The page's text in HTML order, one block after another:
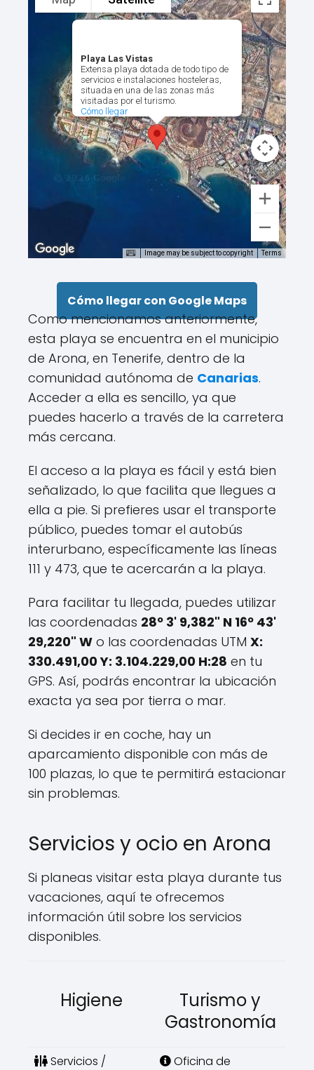
Playa Las Vistas
Extensa playa dotada de todo tipo de
servicios e instalaciones hosteleras,
situada en una de las zonas más
visitadas por el turismo.
Cómo llegar
Image may be subject to copyright Terms
Cómo llegar con Google Maps
Como mencionamos anteriormente,
esta playa se encuentra en el municipio
de Arona, en Tenerife, dentro de la
comunidad autónoma de Canarias.
Acceder a ella es sencillo, ya que
puedes hacerlo a través de la carretera
más cercana.
El acceso a la playa es fácil y está bien
señalizado, lo que facilita que llegues a
ella a pie. Si prefieres usar el transporte
público, puedes tomar el autobús
interurbano, específicamente las líneas
111 y 473, que te acercarán a la playa.
Para facilitar tu llegada, puedes utilizar
las coordenadas 28º 3' 9,382" N 16º 43'
29,220" W o las coordenadas UTM X:
330.491,00 Y: 3.104.229,00 H:28 en tu
GPS. Así, podrás encontrar la ubicación
exacta ya sea por tierra o mar.
Si decides ir en coche, hay un
aparcamiento disponible con más de
100 plazas, lo que te permitirá estacionar
sin problemas.
Servicios y ocio en Arona
Si planeas visitar esta playa durante tus
vacaciones, aquí te ofrecemos
información útil sobre los servicios
disponibles.
Higiene
Turismo y
Gastronomía
Servicios /
Oficina de